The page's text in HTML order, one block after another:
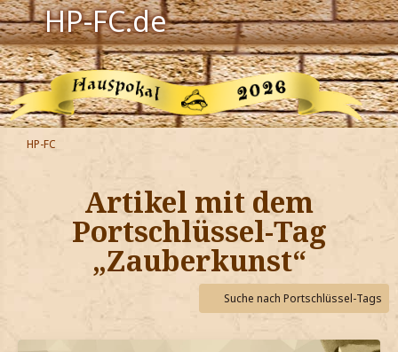
HP-FC.de
Navigation
Harry Potter
Der HP-FC
Hogwarts
Zauberwelt
Willkommen
Jetzt Fanclub-Mitglied werden!
HP-FC
Artikel mit dem
Portschlüssel-Tag
„Zauberkunst“
Suche nach Portschlüssel-Tags